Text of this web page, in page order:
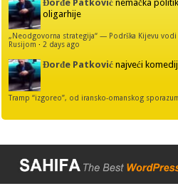
Đorđe Patković nemačka
oligarhije
„Neodgovorna strategija“ — Podrška Kijevu vodi
Rusijom · 2 days ago
Đorđe Patković najveći
Tramp “izgoreo”, od iransko-omanskog